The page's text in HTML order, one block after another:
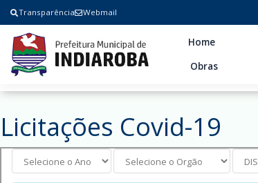
Transparência Webmail
Home
Obras
Licitações Covid-19